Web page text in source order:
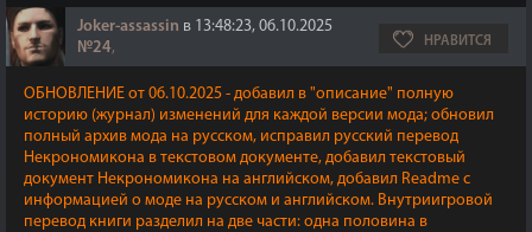
Joker-assassin в 13:48:23, 06.10.2025
№24, НРАВИТСЯ
ОБНОВЛЕНИЕ от 06.10.2025 - добавил в "описание" полную
историю (журнал) изменений для каждой версии мода; обновил
полный архив мода на русском, исправил русский перевод
Некрономикона в текстовом документе, добавил текстовый
документ Некрономикона на английском, добавил Readme с
информацией о моде на русском и английском. Внутриигровой
перевод книги разделил на две части: одна половина в